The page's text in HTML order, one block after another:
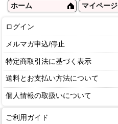
ホーム マイページ
ログイン
メルマガ申込/停止
特定商取引法に基づく表示
送料とお支払い方法について
個人情報の取扱いについて
ご利用ガイド